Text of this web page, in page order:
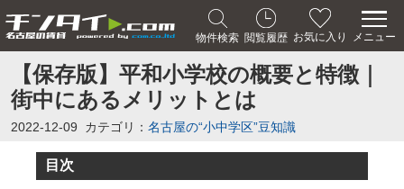
物件検索 閲覧履歴 お気に入り メニュー
【保存版】平和小学校の概要と特徴｜
街中にあるメリットとは
2022-12-09 カテゴリ： 名古屋の“小中学区”豆知識
目次